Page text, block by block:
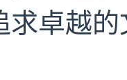
求卓越